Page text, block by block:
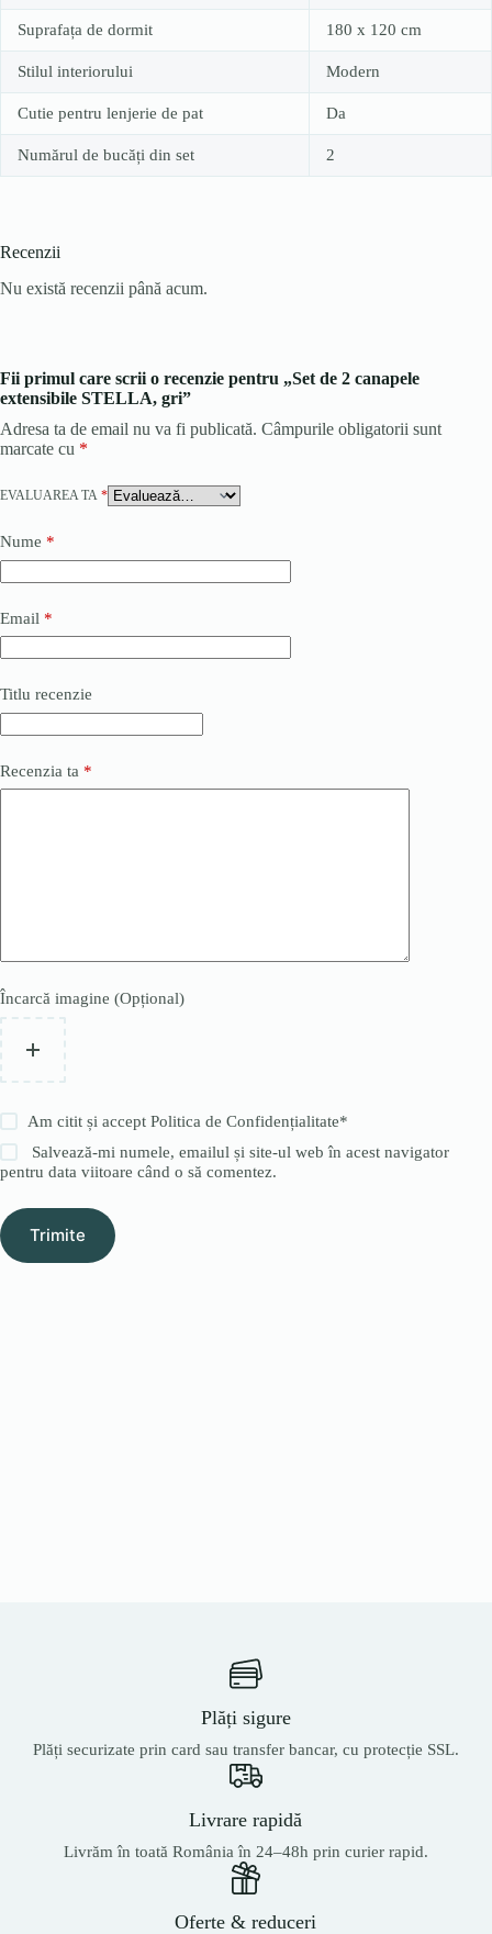
Suprafața de dormit 180 x 120 cm
Stilul interiorului Modern
Cutie pentru lenjerie de pat Da
Numărul de bucăți din set 2
Recenzii
Nu există recenzii până acum.
Fii primul care scrii o recenzie pentru „Set de 2 canapele
extensibile STELLA, gri”
Adresa ta de email nu va fi publicată. Câmpurile obligatorii sunt
marcate cu *
EVALUAREA TA *
Nume *
Email *
Titlu recenzie
Recenzia ta *
Încarcă imagine (Opțional)
Am citit și acceptPolitica de Confidențialitate*
Salvează-mi numele, emailul și site-ul web în acest navigator
pentru data viitoare când o să comentez.
Trimite
Plăți sigure
Plăți securizate prin card sau transfer bancar, cu protecție SSL.
Livrare rapidă
Livrăm în toată România în 24–48h prin curier rapid.
Oferte & reduceri